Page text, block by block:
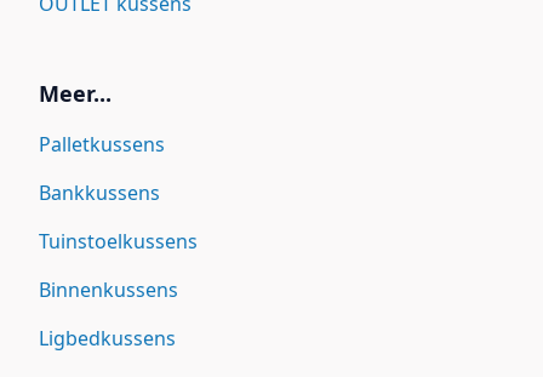
Meer...
Palletkussens
Bankkussens
Tuinstoelkussens
Binnenkussens
Ligbedkussens